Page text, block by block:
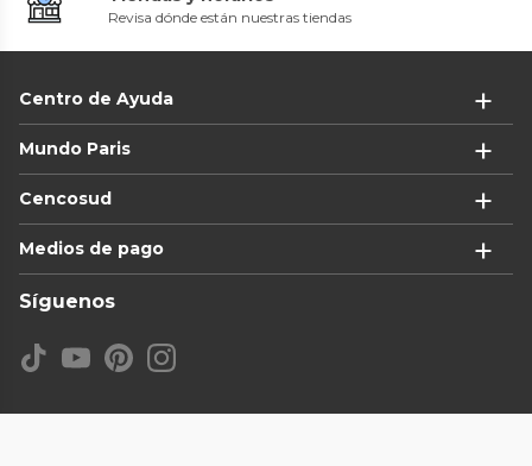
Revisa dónde están nuestras tiendas
Centro de Ayuda
Mundo Paris
Cencosud
Medios de pago
Síguenos